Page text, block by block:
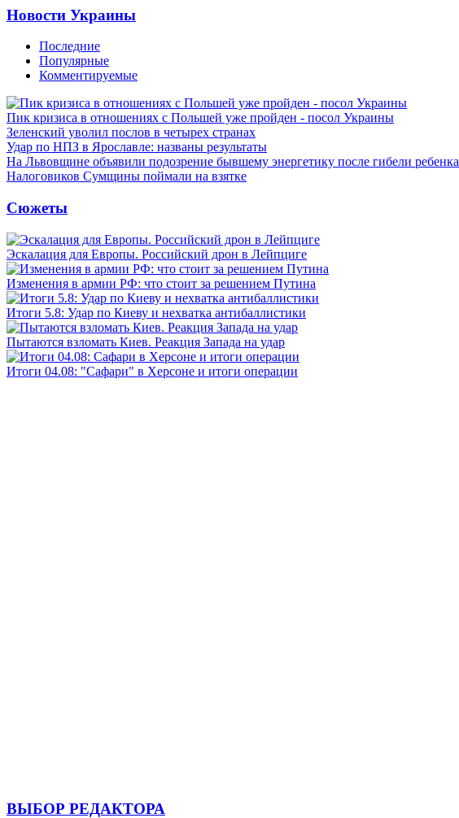
Новости Украины
Последние
Популярные
Комментируемые
Пик кризиса в отношениях с Польшей уже пройден - посол Украины
Зеленский уволил послов в четырех странах
Удар по НПЗ в Ярославле: названы результаты
На Львовщине объявили подозрение бывшему энергетику после гибели ребенка
Налоговиков Сумщины поймали на взятке
Сюжеты
Эскалация для Европы. Российский дрон в Лейпциге
Изменения в армии РФ: что стоит за решением Путина
Итоги 5.8: Удар по Киеву и нехватка антибаллистики
Пытаются взломать Киев. Реакция Запада на удар
Итоги 04.08: "Сафари" в Херсоне и итоги операции
ВЫБОР РЕДАКТОРА